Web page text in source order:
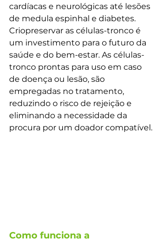
cardíacas e neurológicas até lesões
de medula espinhal e diabetes.
Criopreservar as células-tronco é
um investimento para o futuro da
saúde e do bem-estar. As células-
tronco prontas para uso em caso
de doença ou lesão, são
empregadas no tratamento,
reduzindo o risco de rejeição e
eliminando a necessidade da
procura por um doador compatível.
Como funciona a